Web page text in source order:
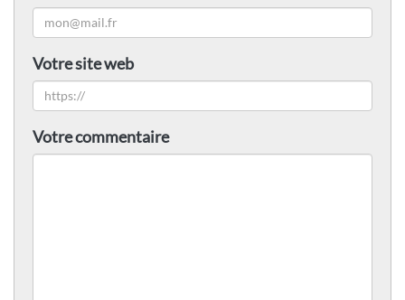
Votre site web
Votre commentaire